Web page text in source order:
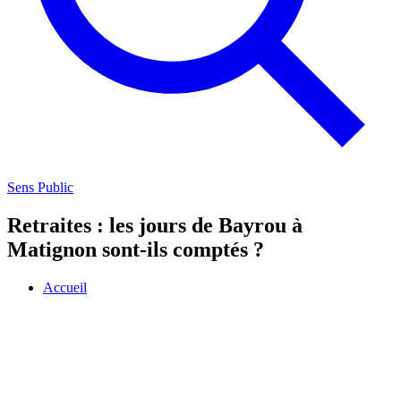
Sens Public
Retraites : les jours de Bayrou à
Matignon sont-ils comptés ?
Accueil